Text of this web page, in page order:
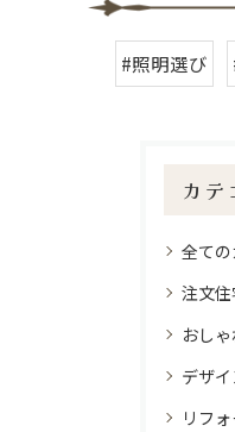
#照明選び
カテ
全て
注文
おし
デザイ
リフ